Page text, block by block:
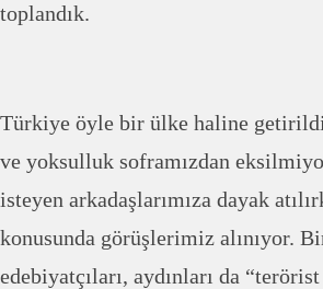
toplandık.
Türkiye öyle bir ülke haline
ve yoksulluk soframızdan
isteyen arkadaşlarımıza dayak
konusunda görüşlerimiz alınıyor.
edebiyatçıları, aydınları da